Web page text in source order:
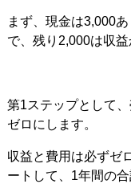
まず、現金は3,000
で、残り2,000は収
第1ステップとして
ゼロにします。
収益と費用は必ずゼ
ートして、1年間の